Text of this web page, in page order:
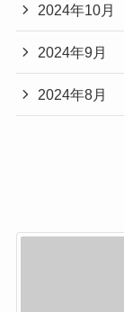
2024年10月
2024年9月
2024年8月